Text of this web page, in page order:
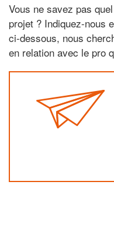
Vous ne savez pas
projet ? Indiquez-nous
ci-dessous, nous
en relation avec le pro